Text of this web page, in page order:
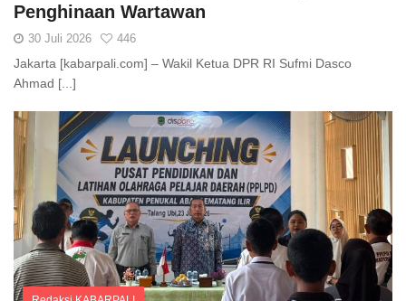
Penghinaan Wartawan
30 Juli 2026 446
Jakarta [kabarpali.com] – Wakil Ketua DPR RI Sufmi Dasco
Ahmad [...]